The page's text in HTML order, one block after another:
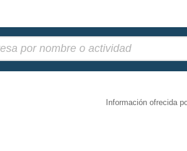
Información ofrecida